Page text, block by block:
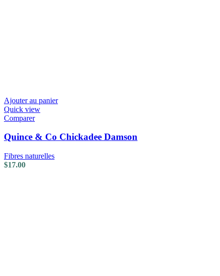
Ajouter au panier
Quick view
Comparer
Quince & Co Chickadee Damson
Fibres naturelles
$17.00